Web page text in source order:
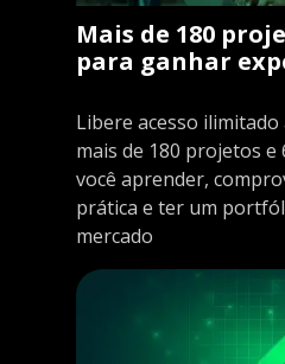
Mais de 180
para ganhar
Libere acesso ilimitado
mais de 180 projetos e
você aprender,
prática e ter um
mercado